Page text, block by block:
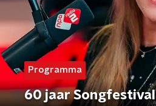
Programma
60 jaar Songfestival